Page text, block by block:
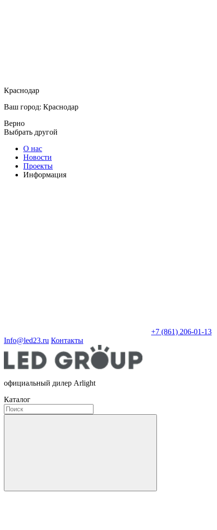
Краснодар
Ваш город: Краснодар
Верно
Выбрать другой
О нас
Новости
Проекты
Информация
+7 (861) 206-01-13
Info@led23.ru Контакты
официальный дилер Arlight
Каталог